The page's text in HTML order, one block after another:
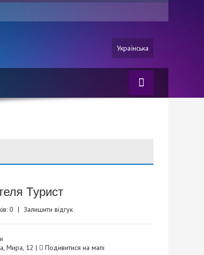
Українська
Турист
0 | Залишити відгук
Мира, 12 |
Подивитися на мапі